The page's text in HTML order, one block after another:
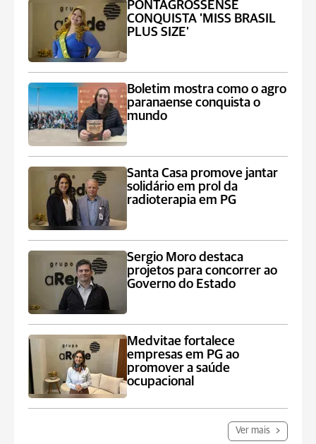
PONTAGROSSENSE
CONQUISTA 'MISS BRASIL
PLUS SIZE'
Boletim mostra como o agro
paranaense conquista o
mundo
Santa Casa promove jantar
solidário em prol da
radioterapia em PG
Sergio Moro destaca
projetos para concorrer ao
Governo do Estado
Medvitae fortalece
empresas em PG ao
promover a saúde
ocupacional
Ver mais